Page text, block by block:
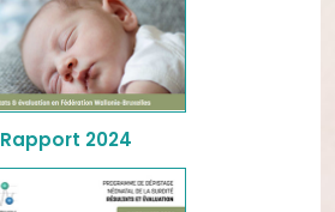
Rapport 2024